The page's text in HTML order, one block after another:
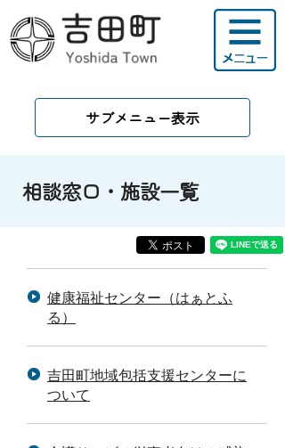
サブメニュー表示
相談窓口・施設一覧
健康福祉センター（はぁとふ
る）
吉田町地域包括支援センターに
ついて